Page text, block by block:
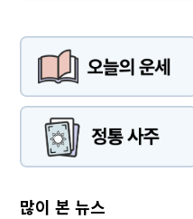
많이 본 뉴스